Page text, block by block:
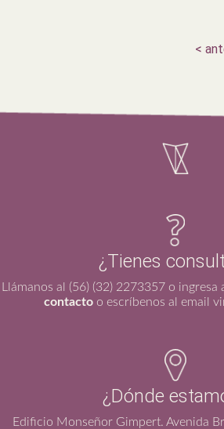
<
¿Tienes
Llámanos al (56) (32) 2273357 o ingresa
contacto o escríbenos al email
¿Dónde
Edificio Monseñor Gimpert. Avenida